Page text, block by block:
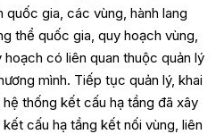
gia, các vùng, hành lang
thể quốc gia, quy hoạch vùng,
có liên quan thuộc quản lý
mình. Tiếp tục quản lý, khai
thống kết cấu hạ tầng đã xây
cấu hạ tầng kết nối vùng, liên